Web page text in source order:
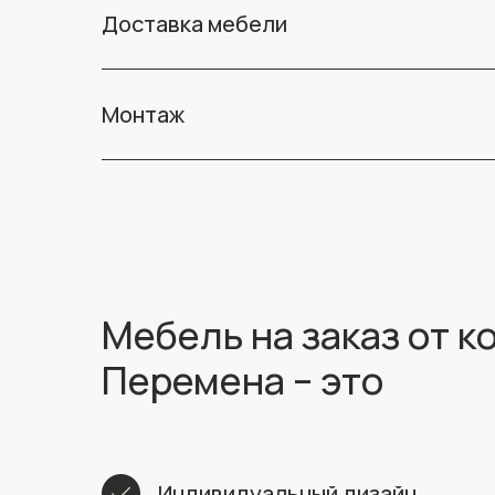
Доставка мебели
Монтаж
Мебель на заказ от
Перемена – это